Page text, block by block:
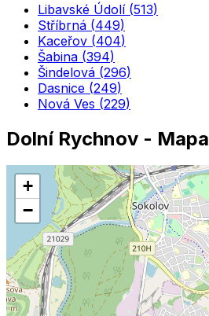
Libavské Údolí(513)
Stříbrná (449)
Kaceřov (404)
Šabina (394)
Šindelová (296)
Dasnice (249)
Nová Ves (229)
Dolní Rychnov - Mapa
+
−